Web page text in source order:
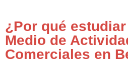
¿Por qué
Medio de
Comerciales en